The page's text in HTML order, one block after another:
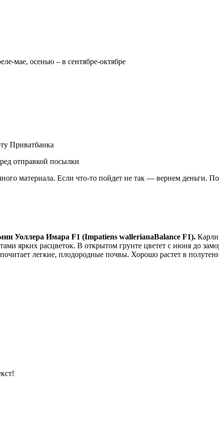
мае, осенью – в сентябре-октябре
Приватбанка
отправкой посылки
материала. Если что-то пойдет не так — вернем деньги.
Уоллера Имара F1 (Impatiens wallerianaBalance F1).
ярких расцветок. В открытом грунте цветет с июня до
легкие, плодородные почвы. Хорошо растет в